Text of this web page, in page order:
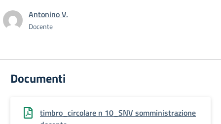
Antonino V.
Docente
Documenti
timbro_circolare n 10_SNV somministrazione